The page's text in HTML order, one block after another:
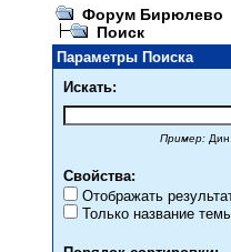
Форум Бирюлево
Поиск
Параметры Поиска
Искать:
Пример:
Свойства:
Отображать
Только название